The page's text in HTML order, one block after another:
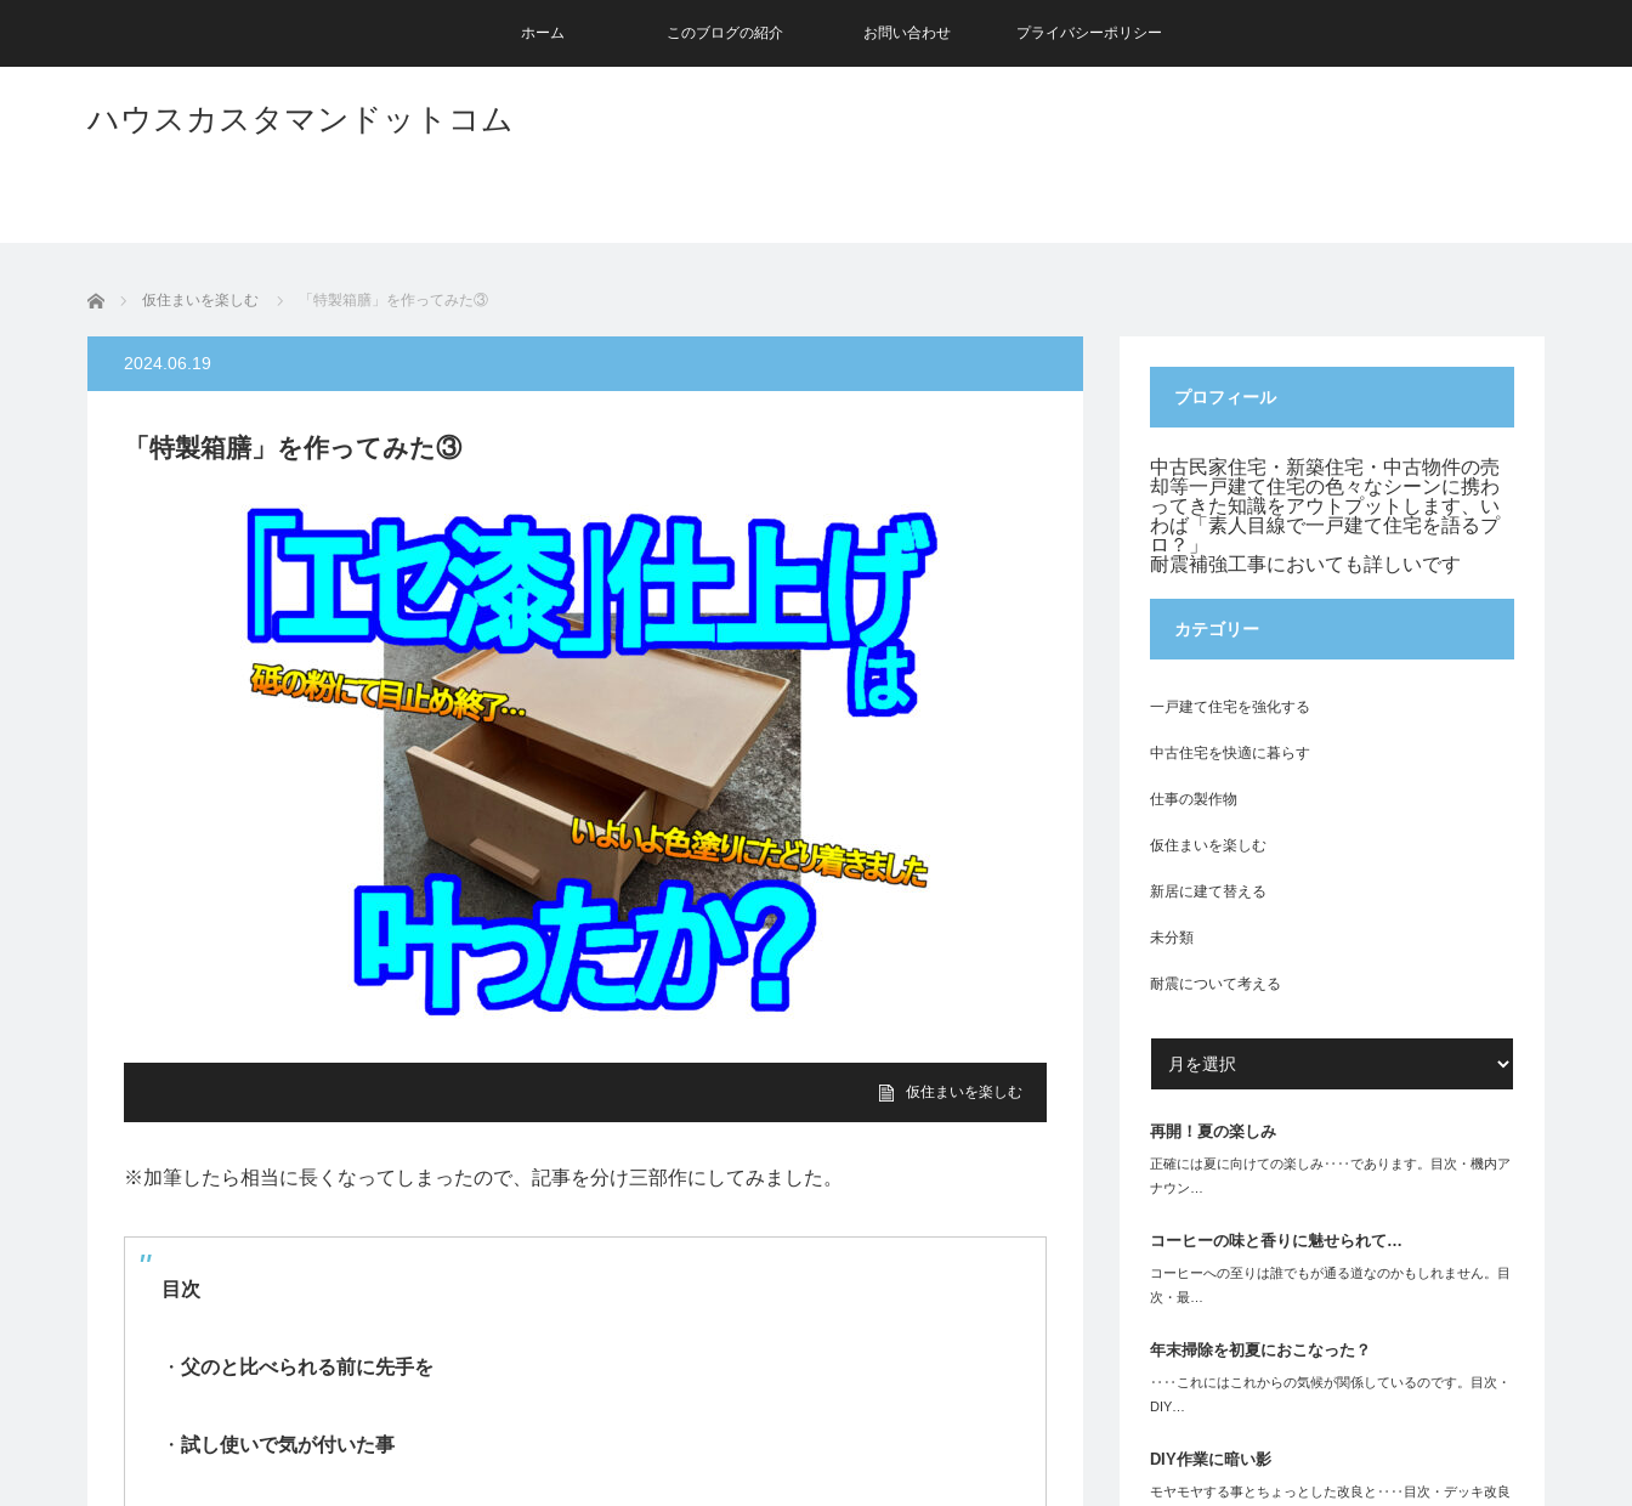
ホーム このブログの紹介 お問い合わせ プライバシーポリシー
ハウスカスタマンドットコム
ホーム 仮住まいを楽しむ 「特製箱膳」を作ってみた③
2024.06.19
「特製箱膳」を作ってみた③
仮住まいを楽しむ
※加筆したら相当に長くなってしまったので、記事を分け三部作にしてみました。
目次
・ 父のと比べられる前に先手を
・ 試し使いで気が付いた事
プロフィール
中古民家住宅・新築住宅・中古物件の売
却等一戸建て住宅の色々なシーンに携わ
ってきた知識をアウトプットします、い
わば「素人目線で一戸建て住宅を語るプ
ロ？」
耐震補強工事においても詳しいです
カテゴリー
一戸建て住宅を強化する
中古住宅を快適に暮らす
仕事の製作物
仮住まいを楽しむ
新居に建て替える
未分類
耐震について考える
再開！夏の楽しみ
正確には夏に向けての楽しみ‥‥であります。目次・機内ア
ナウン…
コーヒーの味と香りに魅せられて…
コーヒーへの至りは誰でもが通る道なのかもしれません。目
次・最…
年末掃除を初夏におこなった？
‥‥これにはこれからの気候が関係しているのです。目次・
DIY…
DIY作業に暗い影
モヤモヤする事とちょっとした改良と‥‥目次・デッキ改良